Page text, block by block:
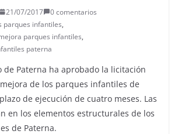
21/07/2017
0 comentarios
parques infantiles,
parques infantiles,
paterna
de Paterna ha aprobado la licitación
de los parques infantiles de
de ejecución de cuatro meses. Las
en los elementos estructurales de los
de Paterna.